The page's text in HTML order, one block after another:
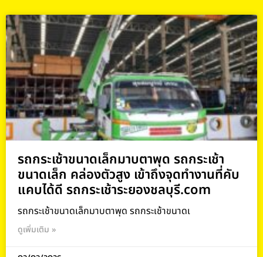
รถกระเช้าขนาดเล็กมาบตาพุด รถกระเช้า
ขนาดเล็ก คล่องตัวสูง เข้าถึงจุดทำงานที่คับ
แคบได้ดี รถกระเช้าระยองชลบุรี.com
รถกระเช้าขนาดเล็กมาบตาพุด รถกระเช้าขนาดเ
ดูเพิ่มเติม »